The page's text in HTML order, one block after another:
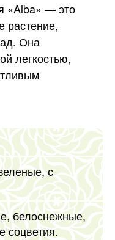
«Alba» — это
растение,
Она
легкостью,
с
белоснежные,
соцветия.